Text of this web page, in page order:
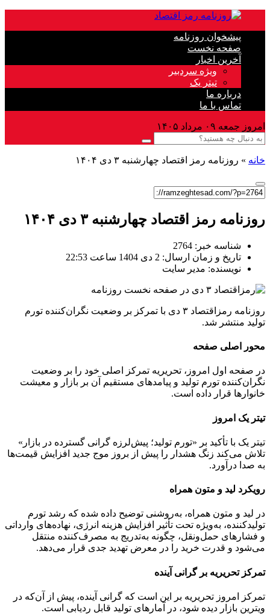
پیشخوان روزنامه
صفحه نخست
آخرین اخبار
ویژه سردبیر
تیتر یک
درباره ما
تماس با ما
امروز جمعه ۰۹ مرداد ۱۴۰۵
خانه » روزنامه رمز اقتصاد چهارشنبه ۳ دی ۱۴۰۴
روزنامه رمز اقتصاد چهارشنبه ۳ دی ۱۴۰۴
شناسه خبر: 2764
تاریخ و زمان ارسال: 2 دی 1404 ساعت 22:53
نویسنده: مدیر سایت
روزنامه رمزاقتصاد ۳ دی با تمرکز بر وضعیت نگران‌کننده تورم
تولید منتشر شد.
محور اصلی صفحه
در صفحه اول امروز، تحریریه تمرکز اصلی خود را بر وضعیت
نگران‌کننده تورم تولید و پیامدهای مستقیم آن بر بازار و معیشت
خانوارها قرار داده است.
تیتر یک امروز
تیتر یک با تأکید بر «تورم تولید؛ پیش‌لرزه گرانی گسترده در بازار»
تلاش می‌کند زنگ هشدار را پیش از بروز موج جدید افزایش قیمت‌ها
به صدا درآورد.
رویکرد لید و متون همراه
در لید و متون همراه، به‌روشنی توضیح داده شده که رشد تورم
تولیدکننده، به‌ویژه تحت تأثیر افزایش هزینه انرژی، نهاده‌های وارداتی
و فشارهای حمل‌ونقل، چگونه به‌تدریج به مصرف‌کننده منتقل
می‌شود و قدرت خرید را در معرض تهدید جدی قرار می‌دهد.
تمرکز تحریریه بر گرانی آینده
تمرکز امروز تحریریه بر این است که گرانی آینده، پیش از آن‌که در
ویترین بازار دیده شود، در آمارهای تولید قابل ردیابی است.